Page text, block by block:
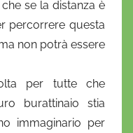
se la distanza è
percorrere questa
non potrà essere
per tutte che
burattinaio stia
immaginario per